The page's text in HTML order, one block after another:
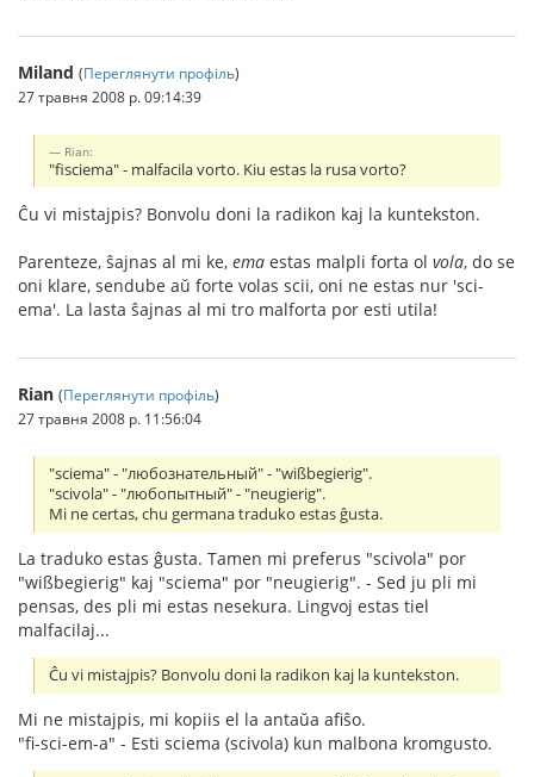
Miland (Переглянути профіль)
27 травня 2008 р. 09:14:39
Rian:
"fisciema" - malfacila vorto. Kiu estas la rusa vorto?
Ĉu vi mistajpis? Bonvolu doni la radikon kaj la kuntekston.
Parenteze, ŝajnas al mi ke, ema estas malpli forta ol vola, do se
oni klare, sendube aŭ forte volas scii, oni ne estas nur 'sci-
ema'. La lasta ŝajnas al mi tro malforta por esti utila!
Rian (Переглянути профіль)
27 травня 2008 р. 11:56:04
"sciema" - "любознательный" - "wißbegierig".
"scivola" - "любопытный" - "neugierig".
Mi ne certas, chu germana traduko estas ĝusta.
La traduko estas ĝusta. Tamen mi preferus "scivola" por
"wißbegierig" kaj "sciema" por "neugierig". - Sed ju pli mi
pensas, des pli mi estas nesekura. Lingvoj estas tiel
malfacilaj...
Ĉu vi mistajpis? Bonvolu doni la radikon kaj la kuntekston.
Mi ne mistajpis, mi kopiis el la antaŭa afiŝo.
"fi-sci-em-a" - Esti sciema (scivola) kun malbona kromgusto.